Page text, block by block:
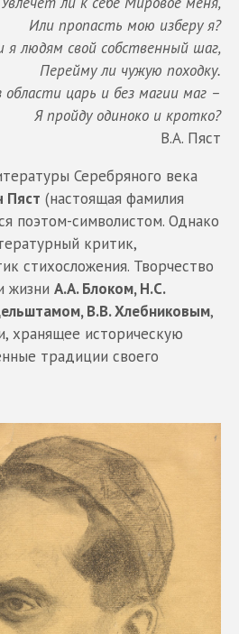
Или пропасть мою изберу я?
я людям свой собственный шаг,
Перейму ли чужую походку.
области царь и без магии маг –
Я пройду одиноко и кротко?
В.А. Пяст
Серебряного века
Пяст (настоящая фамилия
поэтом-символистом. Однако
критик,
стихосложения. Творчество
жизни А.А. Блоком, Н.С.
В.В. Хлебниковым,
хранящее историческую
традиции своего